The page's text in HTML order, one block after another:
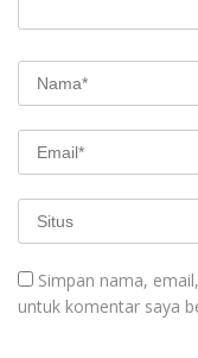
Simpan nama,
untuk komentar saya